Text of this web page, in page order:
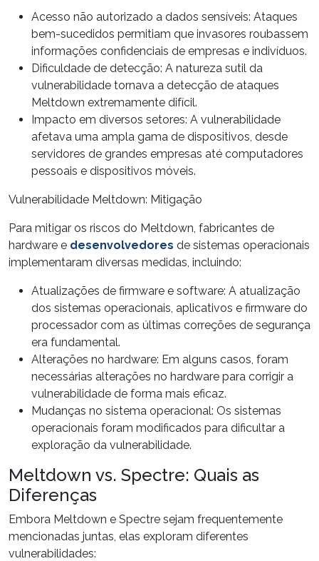
Acesso não autorizado a dados sensíveis: Ataques
bem-sucedidos permitiam que invasores roubassem
informações confidenciais de empresas e indivíduos.
Dificuldade de detecção: A natureza sutil da
vulnerabilidade tornava a detecção de ataques
Meltdown extremamente difícil.
Impacto em diversos setores: A vulnerabilidade
afetava uma ampla gama de dispositivos, desde
servidores de grandes empresas até computadores
pessoais e dispositivos móveis.
Vulnerabilidade Meltdown: Mitigação
Para mitigar os riscos do Meltdown, fabricantes de
hardware e desenvolvedores de sistemas operacionais
implementaram diversas medidas, incluindo:
Atualizações de firmware e software: A atualização
dos sistemas operacionais, aplicativos e firmware do
processador com as últimas correções de segurança
era fundamental.
Alterações no hardware: Em alguns casos, foram
necessárias alterações no hardware para corrigir a
vulnerabilidade de forma mais eficaz.
Mudanças no sistema operacional: Os sistemas
operacionais foram modificados para dificultar a
exploração da vulnerabilidade.
Meltdown vs. Spectre: Quais as
Diferenças
Embora Meltdown e Spectre sejam frequentemente
mencionadas juntas, elas exploram diferentes
vulnerabilidades: